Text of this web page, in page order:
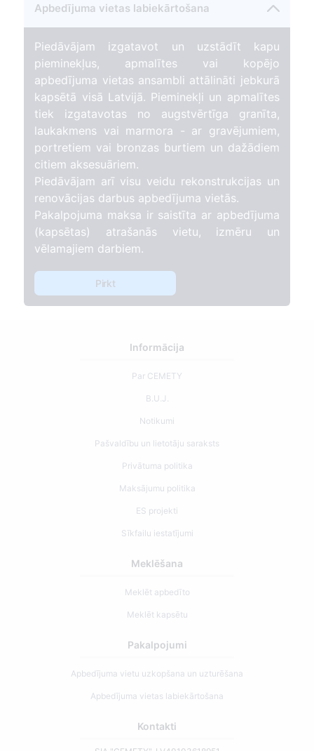
Apbedījuma vietas labiekārtošana
Piedāvājam izgatavot un uzstādīt kapu
pieminekļus, apmalītes vai kopējo
apbedījuma vietas ansambli attālināti jebkurā
kapsētā visā Latvijā. Pieminekļi un apmalītes
tiek izgatavotas no augstvērtīga granīta,
laukakmens vai marmora - ar gravējumiem,
portretiem vai bronzas burtiem un dažādiem
citiem aksesuāriem.
Piedāvājam arī visu veidu rekonstrukcijas un
renovācijas darbus apbedījuma vietās.
Pakalpojuma maksa ir saistīta ar apbedījuma
(kapsētas) atrašanās vietu, izmēru un
vēlamajiem darbiem.
Pirkt
Informācija
Par CEMETY
B.U.J.
Notikumi
Pašvaldību un lietotāju saraksts
Privātuma politika
Maksājumu politika
ES projekti
Sīkfailu iestatījumi
Meklēšana
Meklēt apbedīto
Meklēt kapsētu
Pakalpojumi
Apbedījuma vietu uzkopšana un uzturēšana
Apbedījuma vietas labiekārtošana
Kontakti